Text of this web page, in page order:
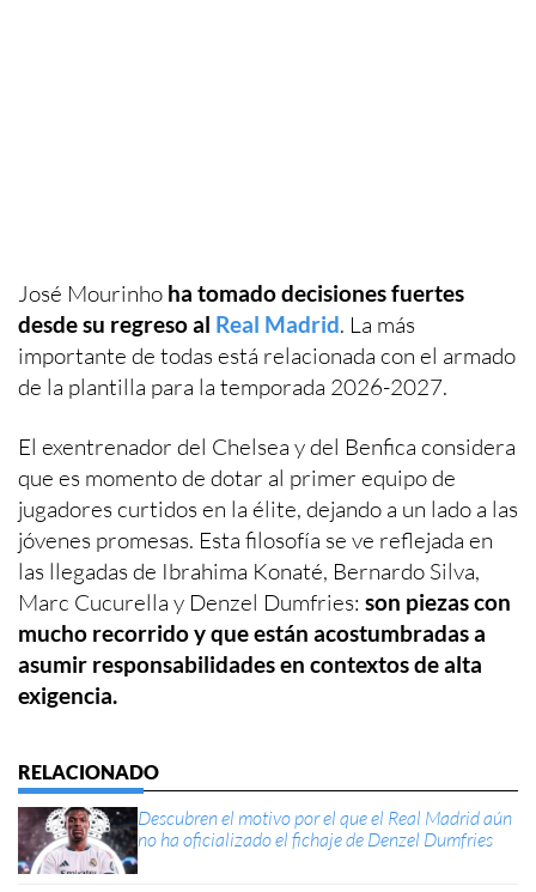
José Mourinho ha tomado decisiones fuertes
desde su regreso al Real Madrid. La más
importante de todas está relacionada con el armado
de la plantilla para la temporada 2026-2027.
El exentrenador del Chelsea y del Benfica considera
que es momento de dotar al primer equipo de
jugadores curtidos en la élite, dejando a un lado a las
jóvenes promesas. Esta filosofía se ve reflejada en
las llegadas de Ibrahima Konaté, Bernardo Silva,
Marc Cucurella y Denzel Dumfries: son piezas con
mucho recorrido y que están acostumbradas a
asumir responsabilidades en contextos de alta
exigencia.
Descubren el motivo por el que el Real Madrid aún
no ha oficializado el fichaje de Denzel Dumfries